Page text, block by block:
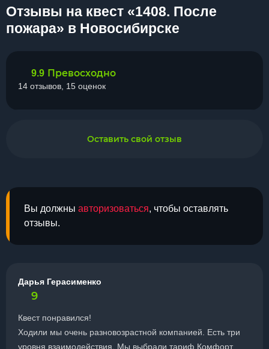
Отзывы на квест «1408. После
пожара» в Новосибирске
Вы должны авторизоваться, чтобы оставлять
отзывы.
Дарья Герасименко
9
Квест понравился!
Ходили мы очень разновозрастной компанией. Есть три
уровня взаимодействия. Мы выбрали тариф Комфорт
9.9 Превосходно
14 отзывов, 15 оценок
Оставить свой отзыв